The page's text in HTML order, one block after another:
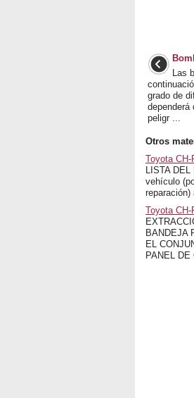
Las
grado de
dependerá
peligr ...
Otros
Toyota
LISTA
vehículo
Toyota
BANDEJA
EL
PANEL DE